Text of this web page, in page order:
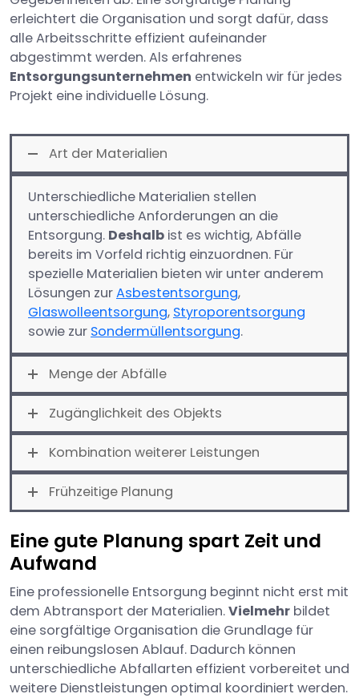
erleichtert die Organisation und sorgt dafür, dass
alle Arbeitsschritte effizient aufeinander
abgestimmt werden. Als erfahrenes
Entsorgungsunternehmen entwickeln wir für jedes
Projekt eine individuelle Lösung.
Art der Materialien
Unterschiedliche Materialien stellen
unterschiedliche Anforderungen an die
Entsorgung. Deshalb ist es wichtig, Abfälle
bereits im Vorfeld richtig einzuordnen. Für
spezielle Materialien bieten wir unter anderem
Lösungen zurAsbestentsorgung,
Glaswolleentsorgung, Styroporentsorgung
sowie zur Sondermüllentsorgung.
Menge der Abfälle
Zugänglichkeit des Objekts
Kombination weiterer Leistungen
Frühzeitige Planung
Eine gute Planung spart Zeit und
Aufwand
Eine professionelle Entsorgung beginnt nicht erst mit
dem Abtransport der Materialien.Vielmehr bildet
eine sorgfältige Organisation die Grundlage für
einen reibungslosen Ablauf. Dadurch können
unterschiedliche Abfallarten effizient vorbereitet und
weitere Dienstleistungen optimal koordiniert werden.